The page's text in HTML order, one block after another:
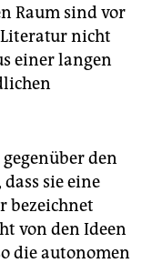
Raum sind vor
Literatur nicht
einer langen
den
sie eine
bezeichnet
von den Ideen
die autonomen